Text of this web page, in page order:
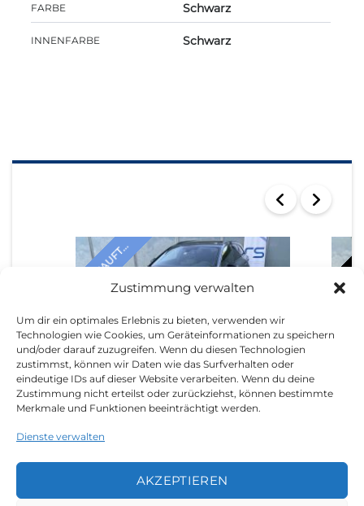
Zustimmung verwalten
Um dir ein optimales Erlebnis zu bieten, verwenden wir
Technologien wie Cookies, um Geräteinformationen zu speichern
und/oder darauf zuzugreifen. Wenn du diesen Technologien
zustimmst, können wir Daten wie das Surfverhalten oder
eindeutige IDs auf dieser Website verarbeiten. Wenn du deine
Zustimmung nicht erteilst oder zurückziehst, können bestimmte
Merkmale und Funktionen beeinträchtigt werden.
Dienste verwalten
AKZEPTIEREN
FARBE Schwarz
INNENFARBE Schwarz
VERKAUFT...
AUDI A4 2018
LEGAL